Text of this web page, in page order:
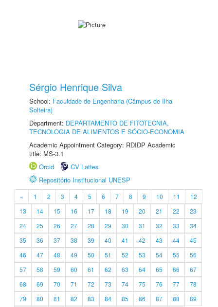
Sérgio Henrique Silva
School: Faculdade de Engenharia (Câmpus de Ilha
Solteira)
Department: DEPARTAMENTO DE FITOTECNIA,
TECNOLOGIA DE ALIMENTOS E SÓCIO-ECONOMIA
Academic Appointment Category: RDIDP Academic
title: MS-3.1
Orcid
CV Lattes
Repositório Institucional UNESP
« 1 2 3 4 5 6 7 8 9 10 11
12
13
14 15 16 17 18 19 20 21 22
23
24
25 26 27 28 29 30 31 32 33
34
35
36 37 38 39 40 41 42 43 44
45
46
47 48 49 50 51 52 53 54 55
56
57
58 59 60 61 62 63 64 65 66
67
68
69 70 71 72 73 74 75 76 77
78
79
80 81 82 83 84 85 86 87 88
89